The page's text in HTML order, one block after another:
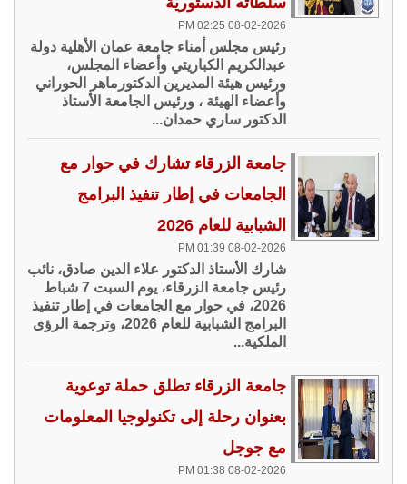
08-02-2026 02:25 PM
رئيس مجلس أمناء جامعة عمان الأهلية دولة
عبدالكريم الكباريتي وأعضاء المجلس،
ورئيس هيئة المديرين الدكتورماهر الحوراني
وأعضاء الهيئة ، ورئيس الجامعة الأستاذ
الدكتور ساري حمدان...
جامعة الزرقاء تشارك في حوار مع
الجامعات في إطار تنفيذ البرامج
الشبابية للعام 2026
08-02-2026 01:39 PM
شارك الأستاذ الدكتور علاء الدين صادق، نائب
رئيس جامعة الزرقاء، يوم السبت 7 شباط
2026، في حوار مع الجامعات في إطار تنفيذ
البرامج الشبابية للعام 2026، وترجمة الرؤى
الملكية...
جامعة الزرقاء تطلق حملة توعوية
بعنوان رحلة إلى تكنولوجيا المعلومات
مع جوجل
08-02-2026 01:38 PM